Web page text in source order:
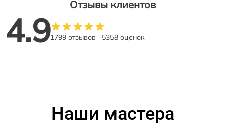
Отзывы клиентов
4.91799 отзывов 5358 оценок
Наши мастера